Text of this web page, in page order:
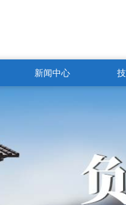
新闻中心